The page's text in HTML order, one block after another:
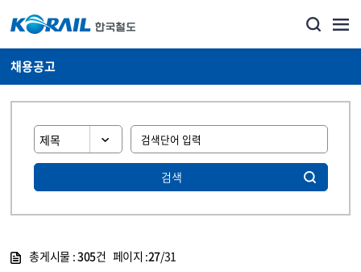
채용공고
검색
총게시물 :305건 페이지 :27/31